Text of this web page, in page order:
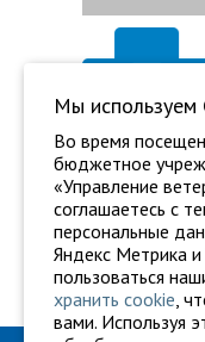
Мы используем
Во время
бюджетное
«Управление
соглашаетесь с
персональные
Яндекс Метрика
пользоваться
хранить cookie,
вами. Используя